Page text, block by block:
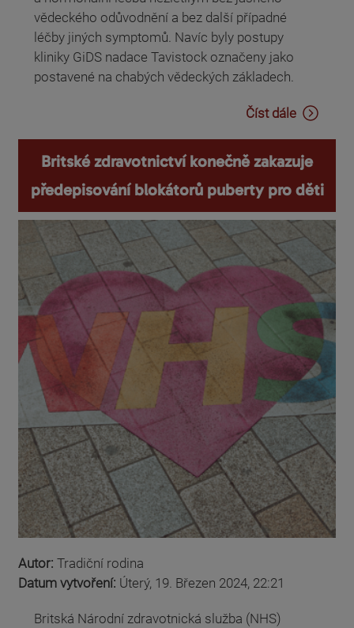
vědeckého odůvodnění a bez další případné
léčby jiných symptomů. Navíc byly postupy
kliniky GiDS nadace Tavistock označeny jako
postavené na chabých vědeckých základech.
Číst dále
Britské zdravotnictví konečně zakazuje
předepisování blokátorů puberty pro děti
Autor: Tradiční rodina
Datum vytvoření: Úterý, 19. Březen 2024, 22:21
Britská Národní zdravotnická služba (NHS)